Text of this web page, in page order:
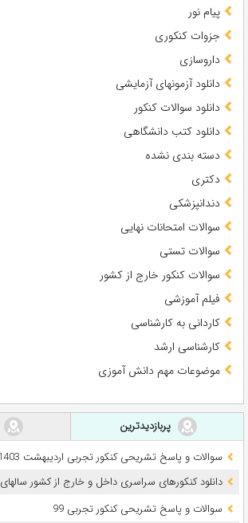
پیام نور
جزوات کنکوری
داروسازی
دانلود آزمونهای آزمایشی
دانلود سوالات کنکور
دانلود کتب دانشگاهی
دسته بندی نشده
دکتری
دندانپزشکی
سوالات امتحانات نهایی
سوالات تستی
سوالات کنکور خارج از کشور
فیلم آموزشی
کاردانی به کارشناسی
کارشناسی ارشد
موضوعات مهم دانش آموزی
پربازدیدترین
سوالات و پاسخ تشریحی کنکور تجربی اردیبهشت 1403 (نوبت اول)
دانلود کنکورهای سراسری داخل و خارج از کشور سالهای 1381 تا 1405
سوالات و پاسخ تشریحی کنکور تجربی 99